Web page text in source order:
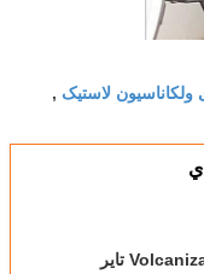
ولکاناسیون لاستیک ,
10mm ضخامت Volcanization تایر